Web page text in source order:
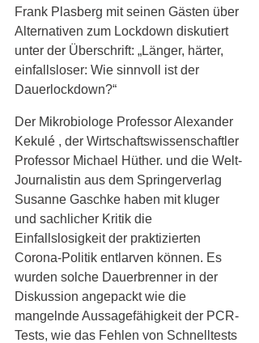
Frank Plasberg mit seinen Gästen über
Alternativen zum Lockdown diskutiert
unter der Überschrift: „Länger, härter,
einfallsloser: Wie sinnvoll ist der
Dauerlockdown?“
Der Mikrobiologe Professor Alexander
Kekulé , der Wirtschaftswissenschaftler
Professor Michael Hüther. und die Welt-
Journalistin aus dem Springerverlag
Susanne Gaschke haben mit kluger
und sachlicher Kritik die
Einfallslosigkeit der praktizierten
Corona-Politik entlarven können. Es
wurden solche Dauerbrenner in der
Diskussion angepackt wie die
mangelnde Aussagefähigkeit der PCR-
Tests, wie das Fehlen von Schnelltests